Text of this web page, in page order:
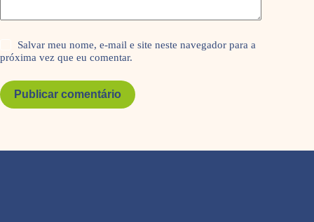
Salvar meu nome, e-mail e site neste navegador para a
próxima vez que eu comentar.
Publicar comentário